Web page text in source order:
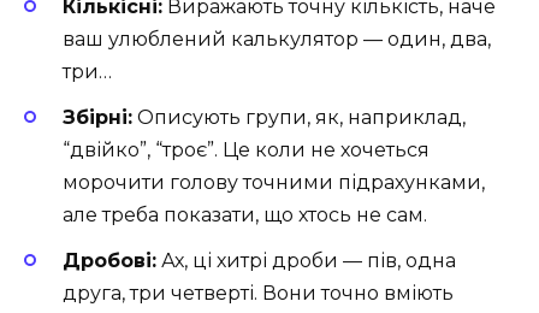
Кількісні: Виражають точну кількість, наче
ваш улюблений калькулятор — один, два,
три…
Збірні: Описують групи, як, наприклад,
“двійко”, “троє”. Це коли не хочеться
морочити голову точними підрахунками,
але треба показати, що хтось не сам.
Дробові: Ах, ці хитрі дроби — пів, одна
друга, три четверті. Вони точно вміють